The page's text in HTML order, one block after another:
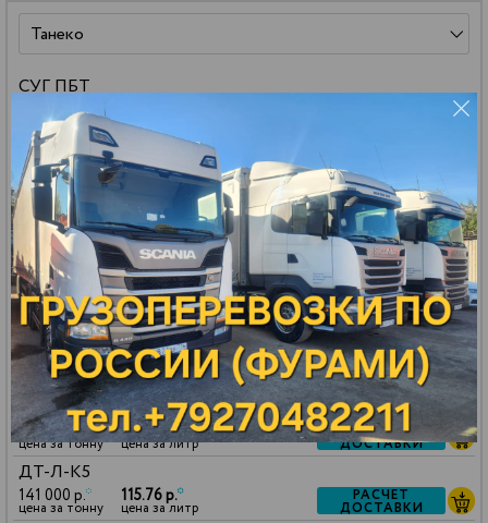
СУГ ПБТ
59 500 р.*
цена за тонну цена за литр
Бензин АИ-92 авто
151 000 р.
цена за тонну
112.94 р.*
цена за литр
РАСЧЕТ
ДОСТАВКИ
Бензин АИ-95 авто
161 000 р.*
цена за тонну
121.23 р.*
цена за литр
РАСЧЕТ
ДОСТАВКИ
Масло МГ-8
140 000 р.*
цена за тонну
114.80 р.*
цена за литр
РАСЧЕТ
ДОСТАВКИ
Масло VHVI-6
127 800 р.*
цена за тонну
105.43 р.*
цена за литр
РАСЧЕТ
ДОСТАВКИ
Керосин ТС-1
130 000 р.*
цена за тонну
102.70 р.*
цена за литр
РАСЧЕТ
ДОСТАВКИ
ДТ-Л-К5
141 000 р.*
цена за тонну
115.76 р.*
цена за литр
РАСЧЕТ
ДОСТАВКИ